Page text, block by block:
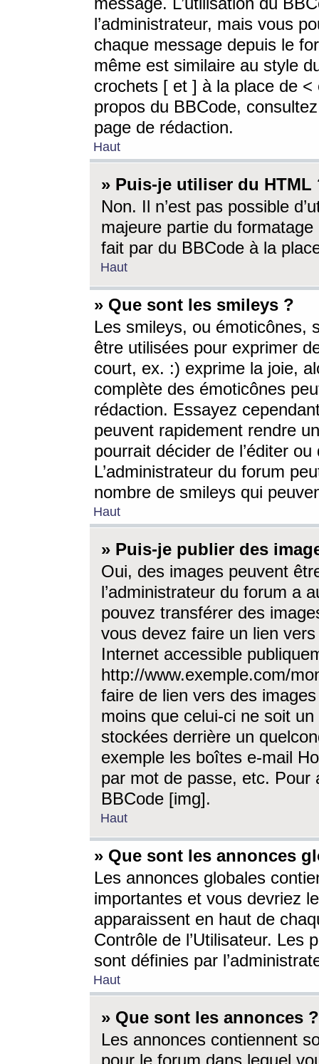
l’administrateur, mais vous
chaque message depuis le
même est similaire au style
crochets [ et ] à la place de <
propos du BBCode,
page de rédaction.
Haut
» Puis-je utiliser du HTML
Non. Il n’est pas possible
majeure partie du
fait par du BBCode à la
Haut
» Que sont les smileys ?
Les smileys, ou émoticônes,
être utilisées pour exprimer
court, ex. :) exprime la joie,
complète des émoticônes
rédaction. Essayez
peuvent rapidement rendre
pourrait décider de l’éditer
L’administrateur du forum
nombre de smileys qui
Haut
» Puis-je publier des
Oui, des images peuvent
l’administrateur du forum a
pouvez transférer des
vous devez faire un lien
Internet accessible
http://www.exemple.com/
faire de lien vers des
moins que celui-ci ne soit
stockées derrière un
exemple les boîtes e-mail
par mot de passe, etc. Pour
BBCode [img].
Haut
» Que sont les annonces
Les annonces globales
importantes et vous devriez
apparaissent en haut de
Contrôle de l’Utilisateur. Les
sont définies par
Haut
» Que sont les annonces ?
Les annonces contiennent